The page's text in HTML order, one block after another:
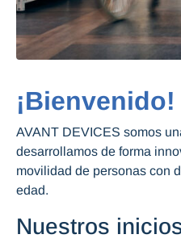
¡Bienvenido!
AVANT DEVICES somos
desarrollamos de forma
movilidad de personas con
edad.
Nuestros